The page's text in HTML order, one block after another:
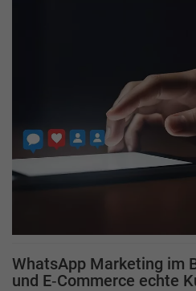
WhatsApp Marketing im
und E‑Commerce echte